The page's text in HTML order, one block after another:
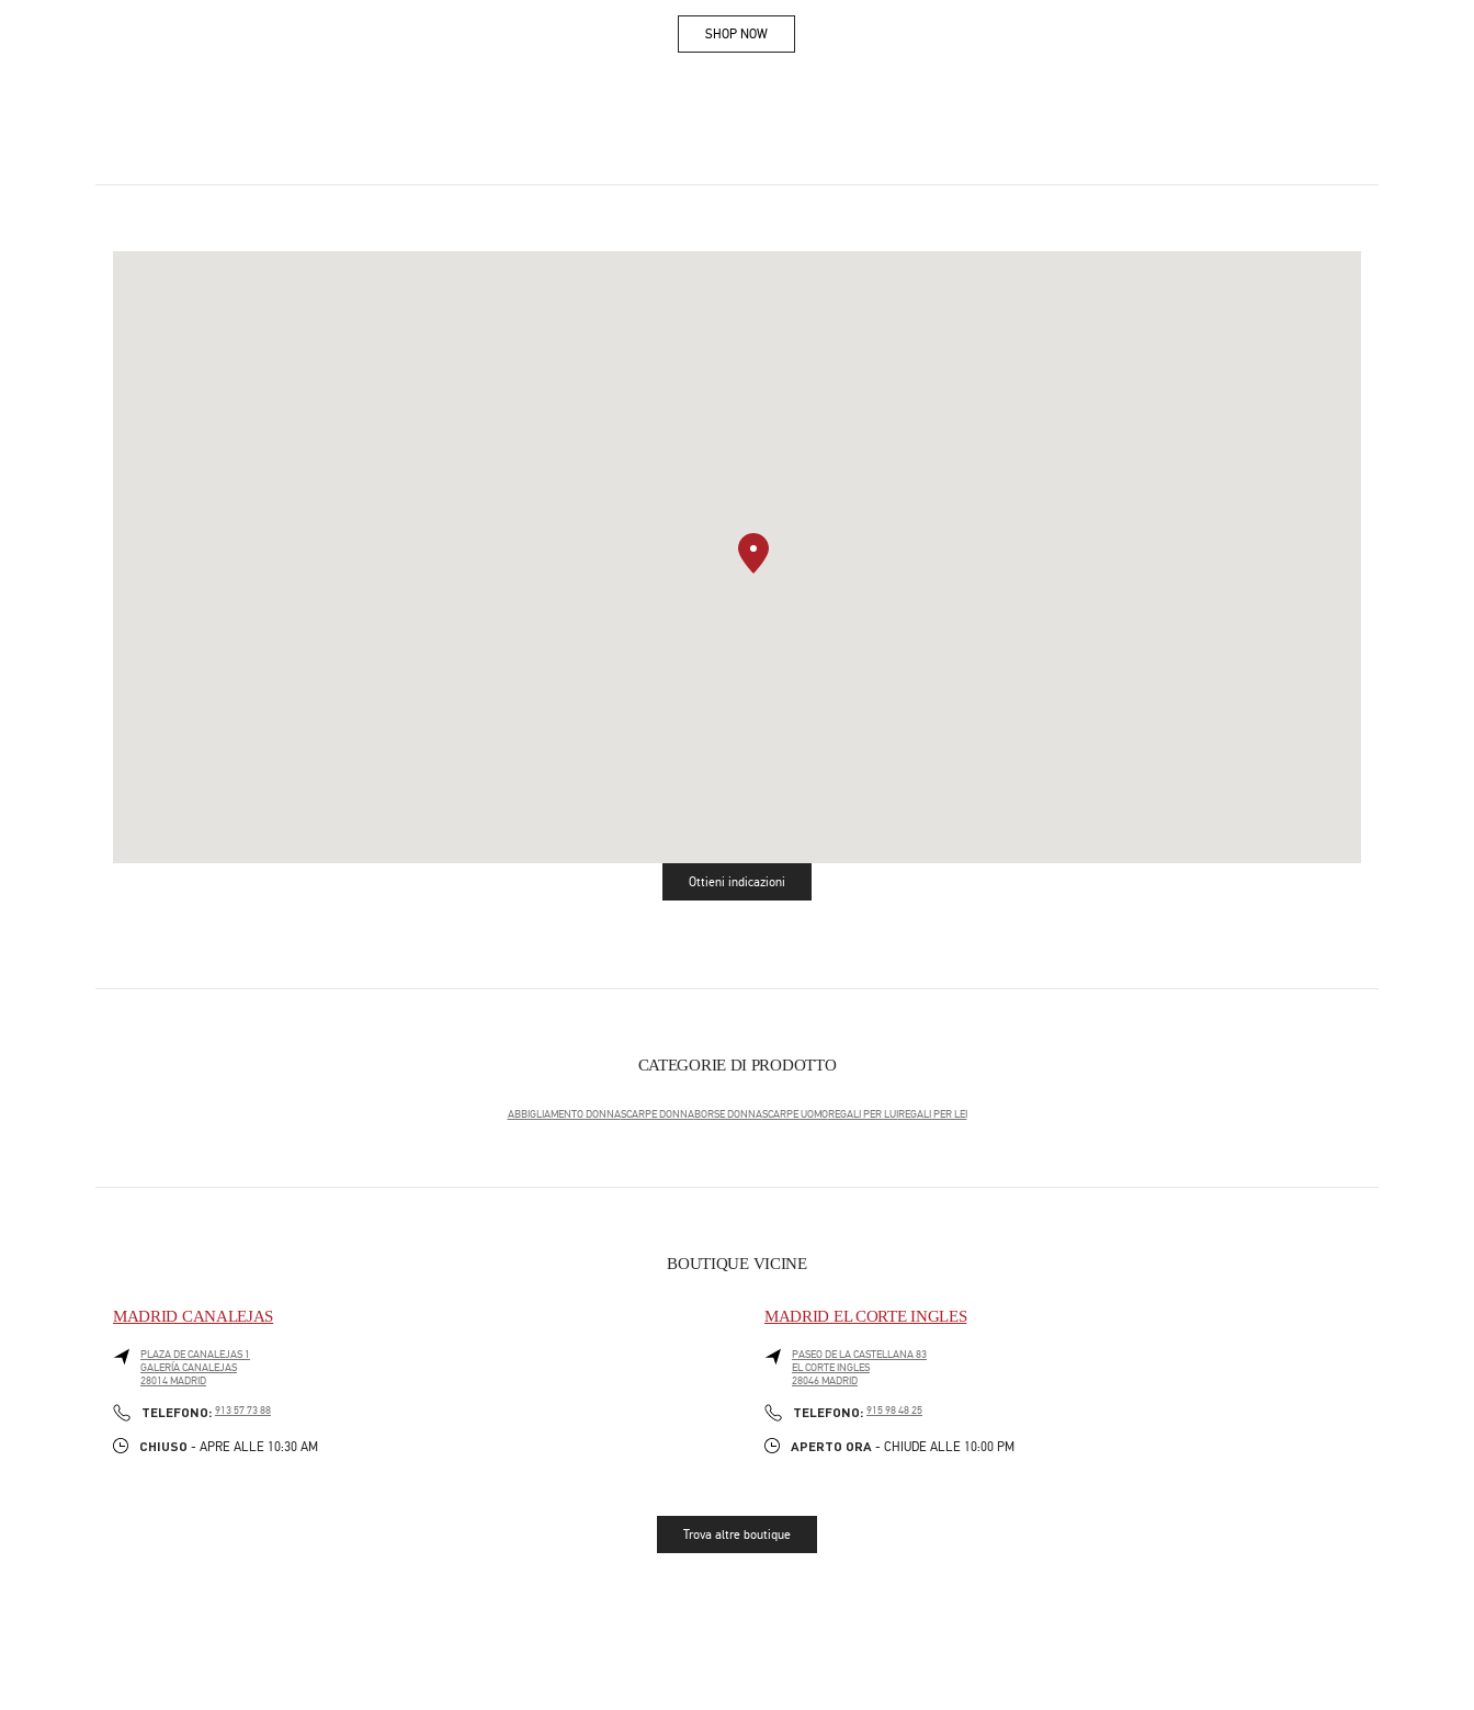
SHOP NOWLink Opens in New Tab
Ottieni indicazioniLink Opens in New Tab
CATEGORIE DI PRODOTTO
ABBIGLIAMENTO DONNASCARPE DONNABORSE DONNASCARPE UOMOREGALI PER LUIREGALI PER LEI
BOUTIQUE VICINE
MADRID CANALEJAS
PLAZA DE CANALEJAS 1
GALERÍA CANALEJAS
28014MADRID
TELEFONO: PHONE
913 57 73 88
CHIUSO - APRE ALLE 10:30 AM
MADRID EL CORTE INGLES
PASEO DE LA CASTELLANA 83
EL CORTE INGLES
28046MADRID
TELEFONO: PHONE
915 98 48 25
APERTO ORA - CHIUDE ALLE 10:00 PM
Trova altre boutique